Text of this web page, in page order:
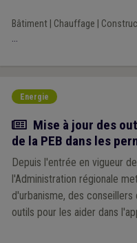
Bâtiment| Chauffage
...
Energie
Actualité
Mise à jour des
de la PEB dans les
Depuis l'entrée en vigueur
l'Administration régionale
d'urbanisme, des
outils pour les aider dans